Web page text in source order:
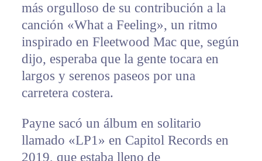
más orgulloso de su contribución a la
canción «What a Feeling», un ritmo
inspirado en Fleetwood Mac que, según
dijo, esperaba que la gente tocara en
largos y serenos paseos por una
carretera costera.
Payne sacó un álbum en solitario
llamado «LP1» en Capitol Records en
2019, que estaba lleno de